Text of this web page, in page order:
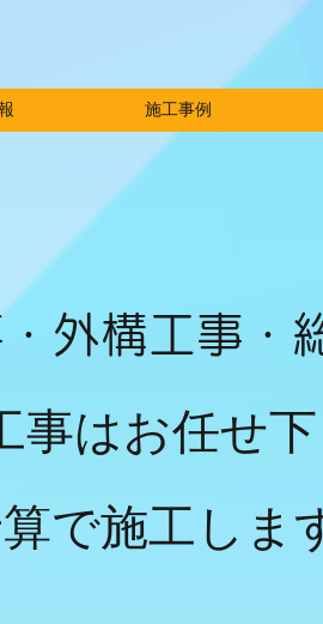
施工事例
外構工事・
事はお任せ
で施工しま